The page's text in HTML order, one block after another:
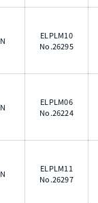
ELPLM10
No.26295
ELPLM06
No.26224
ELPLM11
No.26297